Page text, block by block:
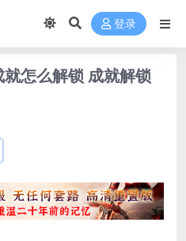
登录
怎么解锁 成就解锁